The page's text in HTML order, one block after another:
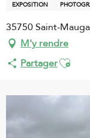
EXPOSITION
35750 Saint-
M'y rendre
Partager